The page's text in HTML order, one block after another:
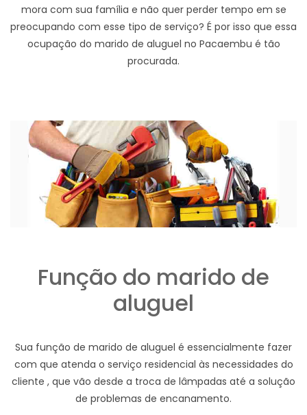
mora com sua família e não quer perder tempo em se
preocupando com esse tipo de serviço? É por isso que essa
ocupação do marido de aluguel no Pacaembu é tão
procurada.
Função do marido de
aluguel
Sua função de marido de aluguel é essencialmente fazer
com que atenda o serviço residencial às necessidades do
cliente , que vão desde a troca de lâmpadas até a solução
de problemas de encanamento.